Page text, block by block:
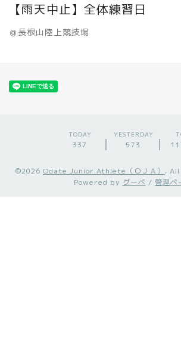
【雨天中止】全体練習日
＠長根山陸上競技場
TODAY
337
YESTERDAY
573
©2026 Odate Junior Athlete（ＯＪＡ） .
Powered by グーペ / 管理ペ